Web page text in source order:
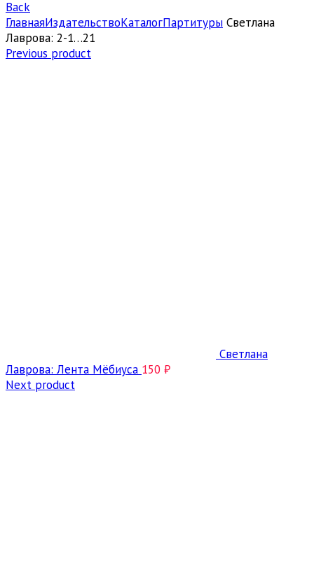
Back
ГлавнаяИздательствоКаталогПартитуры Светлана
Лаврова: 2-1…21
Previous product
Светлана
Лаврова: Лента Мёбиуса 150 ₽
Next product